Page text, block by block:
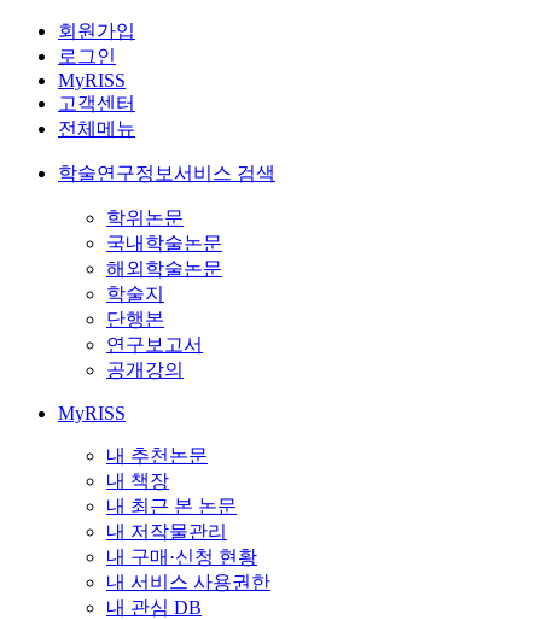
회원가입
로그인
MyRISS
고객센터
전체메뉴
학술연구정보서비스 검색
학위논문
국내학술논문
해외학술논문
학술지
단행본
연구보고서
공개강의
MyRISS
내 추천논문
내 책장
내 최근 본 논문
내 저작물관리
내 구매·신청 현황
내 서비스 사용권한
내 관심 DB